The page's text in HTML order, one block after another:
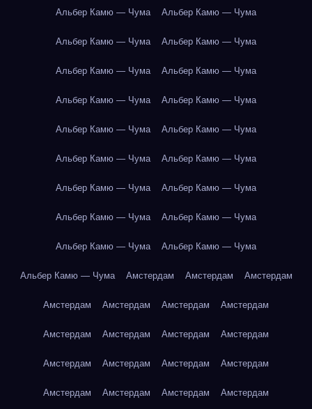
Альбер Камю — Чума Альбер Камю — Чума
Альбер Камю — Чума Альбер Камю — Чума
Альбер Камю — Чума Альбер Камю — Чума
Альбер Камю — Чума Альбер Камю — Чума
Альбер Камю — Чума Альбер Камю — Чума
Альбер Камю — Чума Альбер Камю — Чума
Альбер Камю — Чума Альбер Камю — Чума
Альбер Камю — Чума Альбер Камю — Чума
Альбер Камю — Чума Альбер Камю — Чума
Альбер Камю — Чума Амстердам Амстердам Амстердам
Амстердам Амстердам Амстердам Амстердам
Амстердам Амстердам Амстердам Амстердам
Амстердам Амстердам Амстердам Амстердам
Амстердам Амстердам Амстердам Амстердам